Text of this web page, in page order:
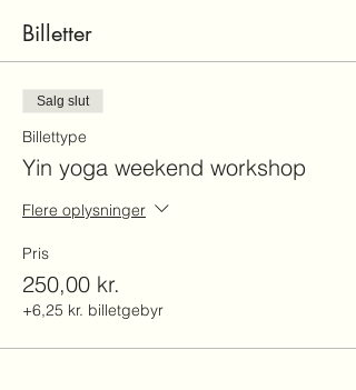
Billetter
Salg slut
Billettype
Yin yoga weekend workshop
Flere oplysninger
Pris
250,00 kr.
+6,25 kr. billetgebyr